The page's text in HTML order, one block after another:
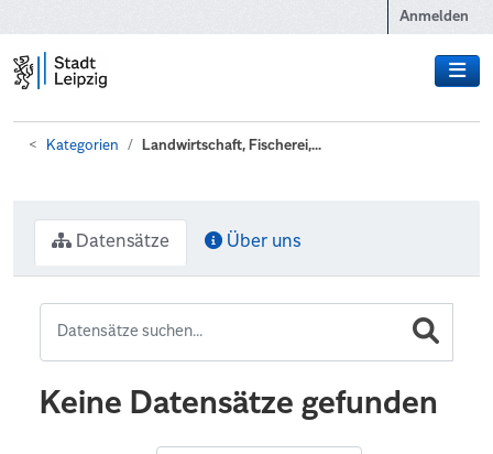
Anmelden
Kategorien Landwirtschaft, Fischerei,...
Datensätze Über uns
Keine Datensätze gefunden